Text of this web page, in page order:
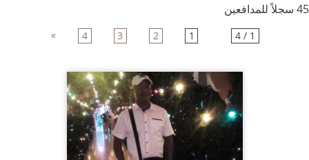
45 سجلاً للمدافعين
1 / 4
1
2
3
4
»